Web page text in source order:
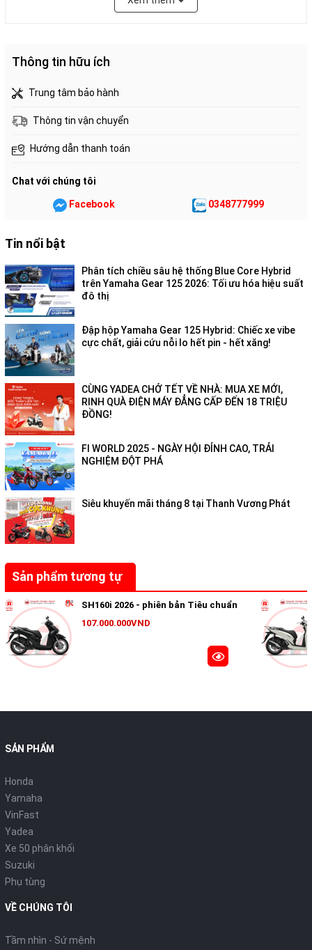
Kiểu dáng thời trang và màu sắc mới
cá tính
Thân xe nhỏ gọn kế thừa thiết kế của dòng xe SH cao cấp, với
Bạc Nhám hoàn toàn mới hiện đại, trẻ trung kết hợp cùng phối
tạo nên diện mạo thời trang, đầy cuốn hút
THIẾT KẾ
Thiết kế phía trước hiện đại và năng
động
Diện mạo phía trước nổi bật với các đường nét thiết kế ba
chiều sắc sảo, kết hợp cùng đèn trang trí LED và hệ thống đèn
trước sử dụng thấu kính xám khói đầy mạnh mẽ, tạo nên tổng
thể trẻ trung, hiện đại, năng động nhưng vẫn toát lên vẻ sang
trọng.
Bộ tem thể thao kế thừa tinh thần thiết kế cốt lõi, được tinh
hơn.
Thông tin hữu ích
Trung tâm bảo hành
Thông tin vận chuyển
Hướng dẫn thanh toán
Chat với chúng tôi
Facebook 0348777999
Tin nổi bật
Phân tích chiều sâu hệ thống Blue Core Hybrid
trên Yamaha Gear 125 2026: Tối ưu hóa hiệu suất
đô thị
Đập hộp Yamaha Gear 125 Hybrid: Chiếc xe vibe
cực chất, giải cứu nỗi lo hết pin - hết xăng!
CÙNG YADEA CHỞ TẾT VỀ NHÀ: MUA XE MỚI,
RINH QUÀ ĐIỆN MÁY ĐẲNG CẤP ĐẾN 18 TRIỆU
ĐỒNG!
FI WORLD 2025 - NGÀY HỘI ĐỈNH CAO, TRẢI
NGHIỆM ĐỘT PHÁ
Siêu khuyến mãi tháng 8 tại Thanh Vương Phát
Sản phẩm tương tự
SH160i 2026 - phiên bản Tiêu chuẩn
107.000.000VND
SẢN PHẨM
Honda
Yamaha
VinFast
Yadea
Xe 50 phân khối
Suzuki
Phụ tùng
VỀ CHÚNG TÔI
Tầm nhìn - Sứ mệnh